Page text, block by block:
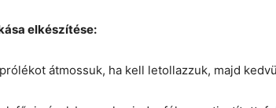
elkészítése:
átmossuk, ha kell letollazzuk, majd